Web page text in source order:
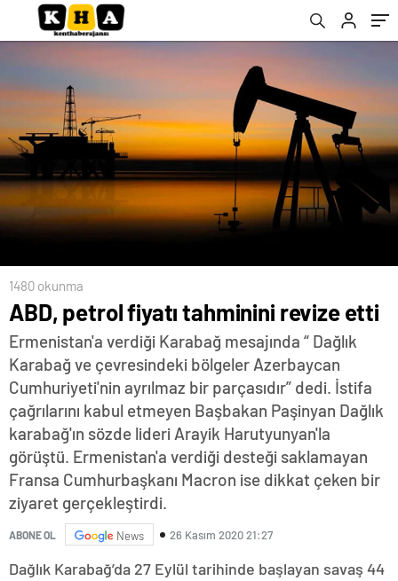
1480 okunma
ABD, petrol fiyatı tahminini revize etti
Ermenistan'a verdiği Karabağ mesajında “ Dağlık
Karabağ ve çevresindeki bölgeler Azerbaycan
Cumhuriyeti'nin ayrılmaz bir parçasıdır” dedi. İstifa
çağrılarını kabul etmeyen Başbakan Paşinyan Dağlık
karabağ'ın sözde lideri Arayik Harutyunyan'la
görüştü. Ermenistan'a verdiği desteği saklamayan
Fransa Cumhurbaşkanı Macron ise dikkat çeken bir
ziyaret gerçekleştirdi.
ABONE OL News 26 Kasım 2020 21:27
Dağlık Karabağ’da 27 Eylül tarihinde başlayan savaş 44